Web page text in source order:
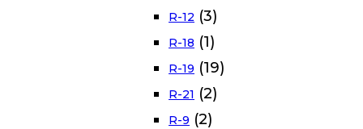
R-12 (3)
R-18 (1)
R-19 (19)
R-21 (2)
R-9 (2)